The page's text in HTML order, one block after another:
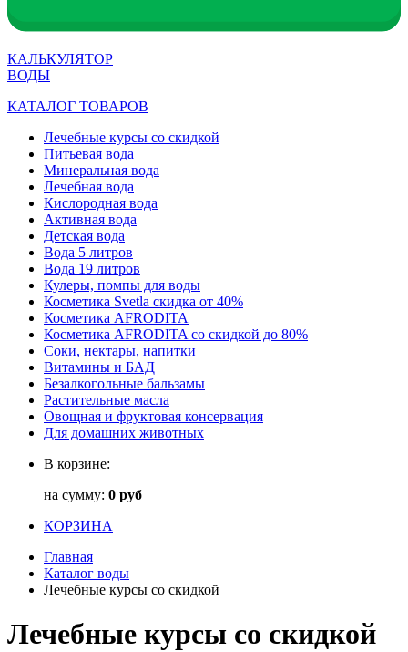
КАЛЬКУЛЯТОР
ВОДЫ
КАТАЛОГ ТОВАРОВ
Лечебные курсы со скидкой
Питьевая вода
Минеральная вода
Лечебная вода
Кислородная вода
Активная вода
Детская вода
Вода 5 литров
Вода 19 литров
Кулеры, помпы для воды
Косметика Svetla скидка от 40%
Косметика AFRODITA
Косметика AFRODITA со скидкой до 80%
Соки, нектары, напитки
Витамины и БАД
Безалкогольные бальзамы
Растительные масла
Овощная и фруктовая консервация
Для домашних животных
В корзине:
на сумму: 0 руб
КОРЗИНА
Главная
Каталог воды
Лечебные курсы со скидкой
Лечебные курсы со скидкой